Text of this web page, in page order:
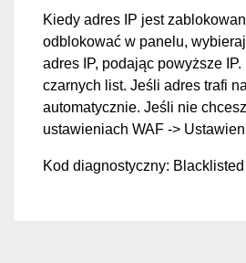
Kiedy adres IP jest
odblokować w panelu,
adres IP, podając powyższe
czarnych list. Jeśli adres trafi
automatycznie. Jeśli nie
ustawieniach WAF ->
Kod diagnostyczny: